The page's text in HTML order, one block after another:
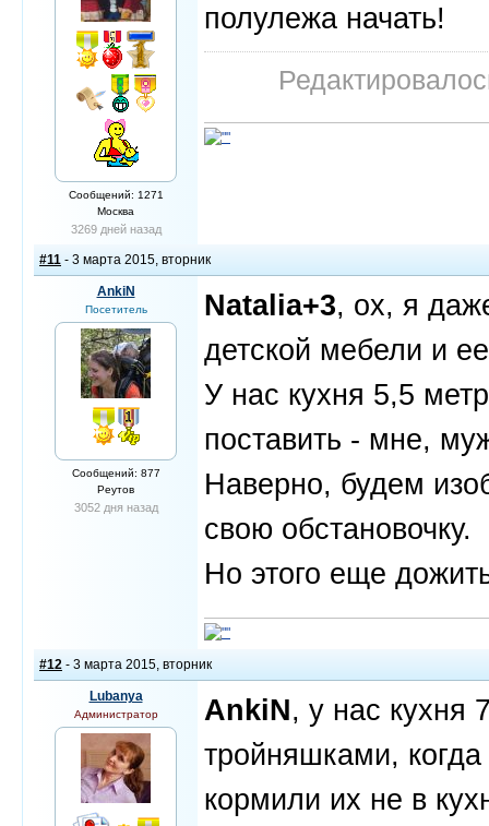
Сообщений: 1271
Москва
3269 дней назад
полулежа начать!
#11 - 3 марта 2015, вторник
AnkiN
Посетитель
Сообщений: 877
Реутов
3052 дня назад
Natalia+3, ох, я
детской мебели и
У нас кухня 5,5
поставить - мне,
Наверно, будем
свою обстановочку.
Но этого еще
#12 - 3 марта 2015, вторник
Lubanya
Администратор AnkiN, у нас
тройняшками,
кормили их не в